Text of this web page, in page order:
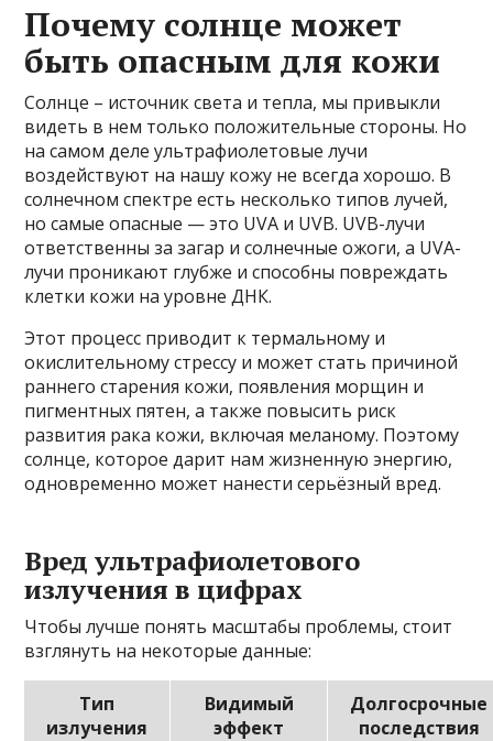
Почему солнце может
быть опасным для кожи
Солнце – источник света и тепла, мы привыкли
видеть в нем только положительные стороны. Но
на самом деле ультрафиолетовые лучи
воздействуют на нашу кожу не всегда хорошо. В
солнечном спектре есть несколько типов лучей,
но самые опасные — это UVA и UVB. UVB-лучи
ответственны за загар и солнечные ожоги, а UVA-
лучи проникают глубже и способны повреждать
клетки кожи на уровне ДНК.
Этот процесс приводит к термальному и
окислительному стрессу и может стать причиной
раннего старения кожи, появления морщин и
пигментных пятен, а также повысить риск
развития рака кожи, включая меланому. Поэтому
солнце, которое дарит нам жизненную энергию,
одновременно может нанести серьёзный вред.
Вред ультрафиолетового
излучения в цифрах
Чтобы лучше понять масштабы проблемы, стоит
взглянуть на некоторые данные:
Тип
излучения
Видимый
эффект
Долгосрочные
последствия